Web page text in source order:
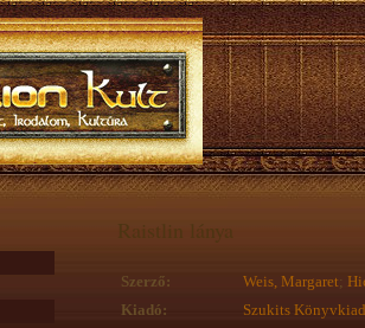
Raistlin lánya
Szerző: Weis, Margaret;
Kiadó:
Szukits